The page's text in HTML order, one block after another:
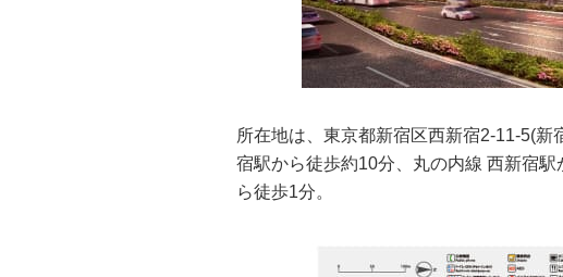
所在地は、東京都新宿区西新宿2-11-5(
宿駅から徒歩約10分、丸の内線 西新宿
ら徒歩1分。